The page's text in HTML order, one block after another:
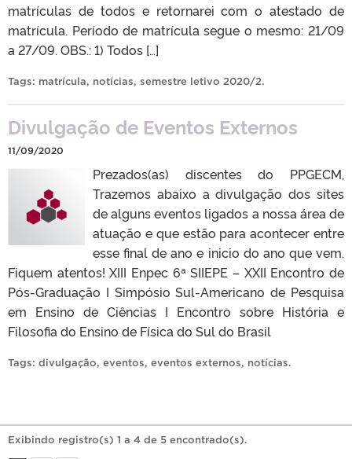
matrículas de todos e retornarei com o atestado de
matrícula. Período de matrícula segue o mesmo: 21/09
a 27/09. OBS.: 1) Todos […]
Tags: matrícula, notícias, semestre letivo 2020/2.
Divulgação de Eventos Externos
11/09/2020
Prezados(as) discentes do PPGECM,
Trazemos abaixo a divulgação dos sites
de alguns eventos ligados a nossa área de
atuação e que estão para acontecer entre
esse final de ano e inicio do ano que vem.
Fiquem atentos! XIII Enpec 6ª SIIEPE – XXII Encontro de
Pós-Graduação I Simpósio Sul-Americano de Pesquisa
em Ensino de Ciências I Encontro sobre História e
Filosofia do Ensino de Física do Sul do Brasil
Tags: divulgação, eventos, eventos externos, notícias.
Exibindo registro(s) 1 a 4 de 5 encontrado(s).